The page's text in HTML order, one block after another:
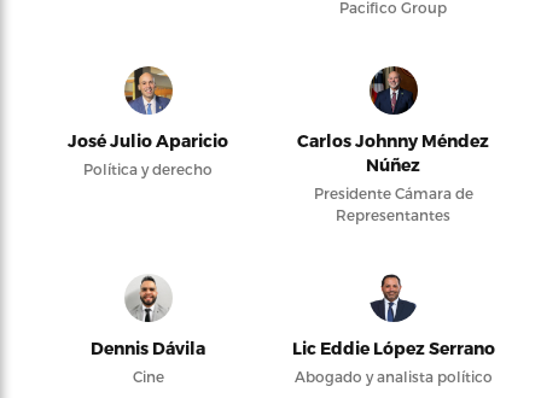
Pacifico Group
José Julio Aparicio
Política y derecho
Carlos Johnny Méndez
Núñez
Presidente Cámara de
Representantes
Dennis Dávila
Cine
Lic Eddie López Serrano
Abogado y analista político